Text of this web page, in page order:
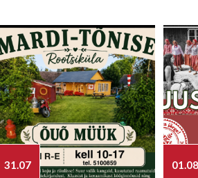
31.07 01.08